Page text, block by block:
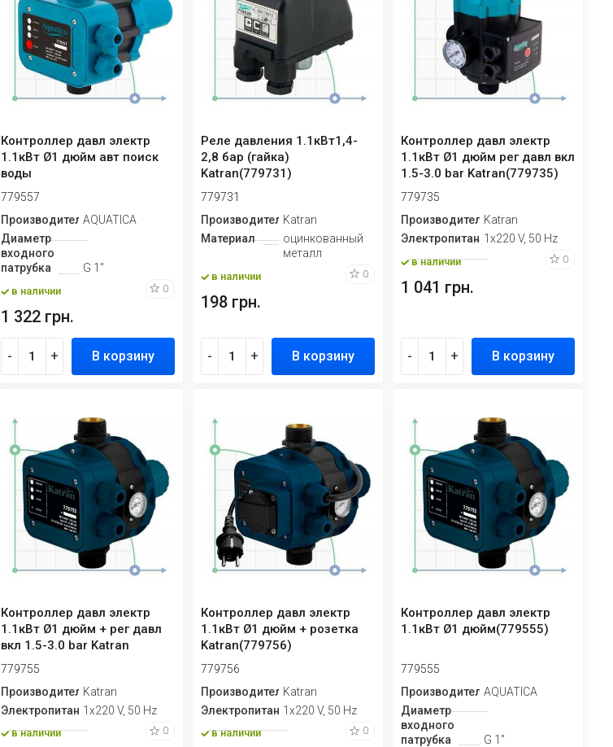
Контроллер давл электр
1.1кВт Ø1 дюйм авт поиск
воды
779557
ПроизводительAQUATICA
Диаметр
входного
патрубка
G 1"
в наличии 0
1 322 грн.
- + В корзину
Реле давления 1.1кВт1,4-
2,8 бар (гайка)
Katran(779731)
779731
ПроизводительKatran
Материал
оцинкованный
металл
в наличии 0
198 грн.
- + В корзину
Контроллер давл электр
1.1кВт Ø1 дюйм рег давл вкл
1.5-3.0 bar Katran(779735)
779735
ПроизводительKatran
Электропитание1х220 V, 50 Hz
в наличии 0
1 041 грн.
- + В корзину
Контроллер давл электр
1.1кВт Ø1 дюйм + рег давл
вкл 1.5-3.0 bar Katran
779755
ПроизводительKatran
Электропитание1х220 V, 50 Hz
в наличии 0
Контроллер давл электр
1.1кВт Ø1 дюйм + розетка
Katran(779756)
779756
ПроизводительKatran
Электропитание1х220 V, 50 Hz
в наличии 0
Контроллер давл электр
1.1кВт Ø1 дюйм(779555)
779555
ПроизводительAQUATICA
Диаметр
входного
патрубка
G 1"